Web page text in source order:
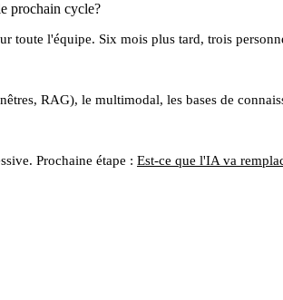
prochain cycle?
toute l'équipe. Six mois plus tard, trois
RAG), le multimodal, les bases de
Prochaine étape : Est-ce que l'IA va